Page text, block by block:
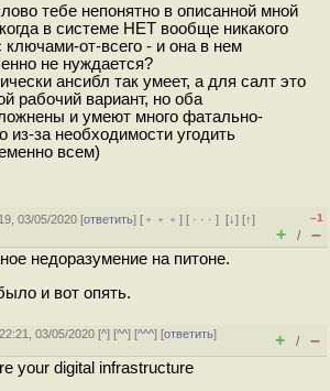
тебе непонятно в описанной мной
в системе НЕТ вообще никакого
ключами-от-всего - и она в нем
не нуждается?
ансибл так умеет, а для салт это
рабочий вариант, но оба
и умеют много фатально-
из-за необходимости угодить
всем)
03/05/2020 [ответить] [ ﹢﹢﹢] [ · · ·][↓] [↑]
–1
+ / –
недоразумение на питоне.
и вот опять.
03/05/2020 [^] [^^] [^^^] [ответить]
+ / –
your digital infrastructure